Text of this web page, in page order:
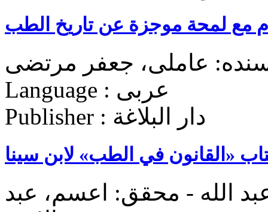
مع لمحة موجزة عن تاریخ الطب
عاملی، جعفر مرتضی
Language : عربی
Publisher : دار البلاغة
«القانون في الطب» لابن سینا
الله - محقق: اعسم، عبد